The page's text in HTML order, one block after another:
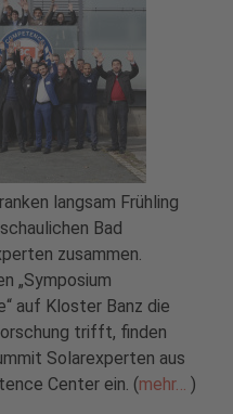
langsam Frühling
Bad
zusammen.
„Symposium
auf Kloster Banz die
trifft, finden
Solarexperten aus
Center ein. (mehr… )